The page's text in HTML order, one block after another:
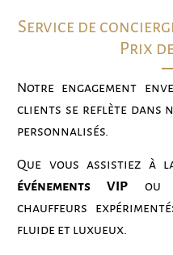
Service de
Prix
Notre engagement
clients se reflète dans
personnalisés.
Que vous assistiez à
événements VIP ou
chauffeurs
fluide et luxueux.